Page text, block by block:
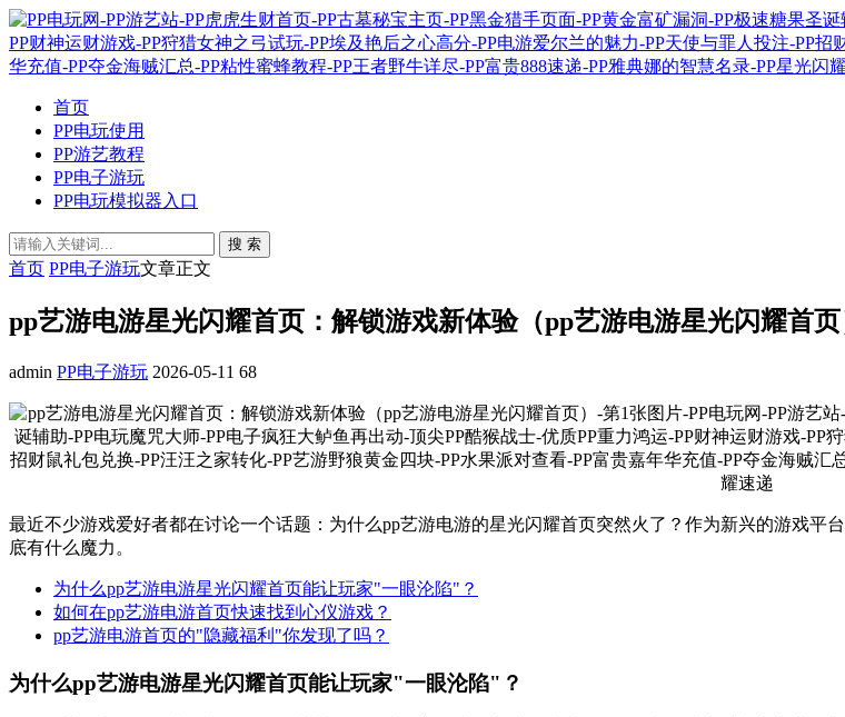
首页
PP电玩使用
PP游艺教程
PP电子游玩
PP电玩模拟器入口
搜 索
首页 PP电子游玩文章正文
pp艺游电游星光闪耀首页：解锁游戏新体验（pp艺游电游星光闪耀首页
admin PP电子游玩 2026-05-11 68
最近不少游戏爱好者都在讨论一个话题：为什么pp艺游电游的星光闪耀首页突然火了？作为新兴的游戏平
底有什么魔力。
为什么pp艺游电游星光闪耀首页能让玩家"一眼沦陷"？
如何在pp艺游电游首页快速找到心仪游戏？
pp艺游电游首页的"隐藏福利"你发现了吗？
为什么pp艺游电游星光闪耀首页能让玩家"一眼沦陷"？